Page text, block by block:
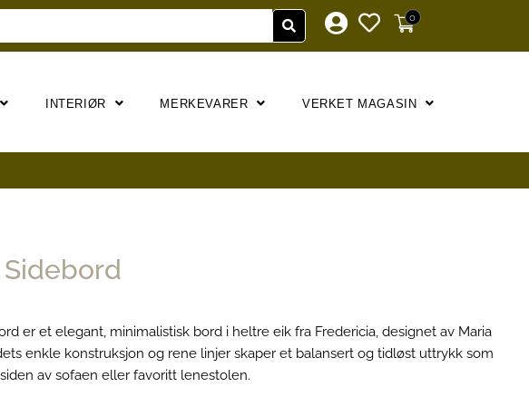
0
INTERIØR MERKEVARER VERKET MAGASIN
er et elegant, minimalistisk bord i heltre eik fra Fredericia, designet av Maria
enkle konstruksjon og rene linjer skaper et balansert og tidløst uttrykk som
av sofaen eller favoritt lenestolen.